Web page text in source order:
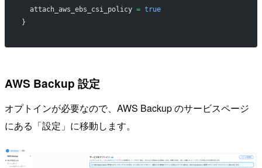
  attach_aws_ebs_csi_policy
= true
}
AWS Backup 設定
オプトインが必要なので、AWS Backup のサービスページ
にある「設定」に移動します。